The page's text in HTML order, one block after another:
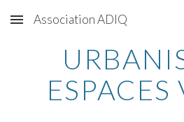
Skip to main content
Association ADIQ
ESPACES